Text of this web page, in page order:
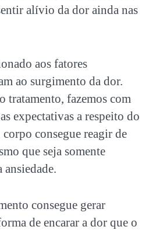
alívio da dor ainda nas
aos fatores
ao surgimento da dor.
tratamento, fazemos com
expectativas a respeito do
consegue reagir de
que seja somente
ansiedade.
consegue gerar
de encarar a dor que o